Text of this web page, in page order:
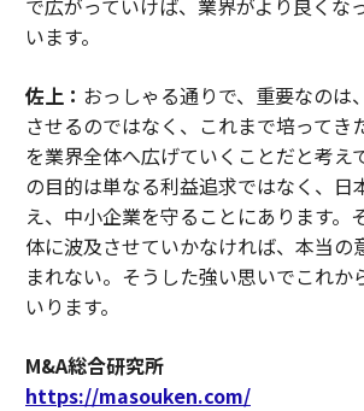
います。
佐上： おっしゃる通りで、重要なのは
させるのではなく、これまで培ってき
を業界全体へ広げていくことだと考え
の目的は単なる利益追求ではなく、日
え、中小企業を守ることにあります。
体に波及させていかなければ、本当の
まれない。そうした強い思いでこれか
いります。
M&A総合研究所
https://masouken.com/